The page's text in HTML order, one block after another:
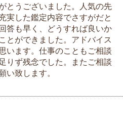
とうございました。人気の先
実した鑑定内容でさすがだと
答も早く、どうすれば良いか
とができました。アドバイス
います。仕事のこともご相談
りず残念でした。またご相談
い致します。